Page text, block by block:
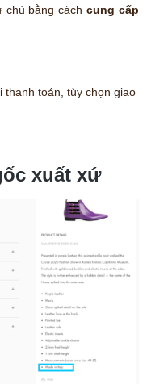
chủ bằng cáchcung cấp
thanh toán, tùy chọn giao
xuất xứ